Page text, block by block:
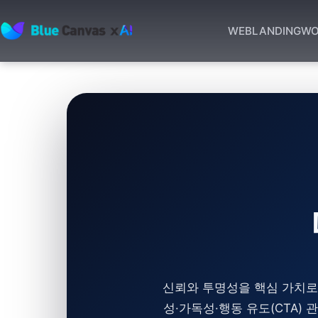
BLUECANVAS
WEBLANDING
신뢰와 투명성을 핵심 가치
성·가독성·행동 유도(CTA)